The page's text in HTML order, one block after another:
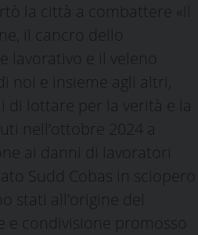
la città a combattere «il
il cancro dello
e il veleno
noi e insieme agli altri,
di lottare per la verità e la
nell’ottobre 2024 a
ai danni di lavoratori
Sudd Cobas in sciopero
all’origine del
condivisione promosso